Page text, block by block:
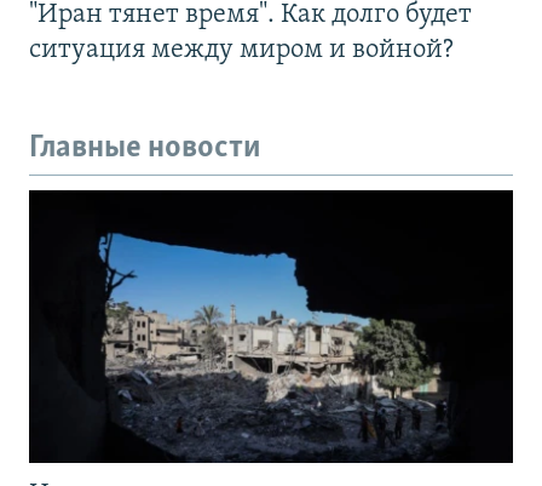
"Иран тянет время". Как долго будет
ситуация между миром и войной?
Главные новости